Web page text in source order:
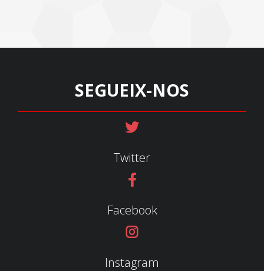
SEGUEIX-NOS
Twitter
Facebook
Instagram